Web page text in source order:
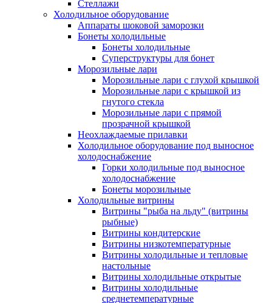
Стеллажи
Холодильное оборудование
Аппараты шоковой заморозки
Бонеты холодильные
Бонеты холодильные
Суперструктуры для бонет
Морозильные лари
Морозильные лари с глухой крышкой
Морозильные лари с крышкой из
гнутого стекла
Морозильные лари с прямой
прозрачной крышкой
Неохлаждаемые прилавки
Холодильное оборудование под выносное
холодоснабжение
Горки холодильные под выносное
холодоснабжение
Бонеты морозильные
Холодильные витрины
Витрины "рыба на льду" (витрины
рыбные)
Витрины кондитерские
Витрины низкотемпературные
Витрины холодильные и тепловые
настольные
Витрины холодильные открытые
Витрины холодильные
среднетемпературные